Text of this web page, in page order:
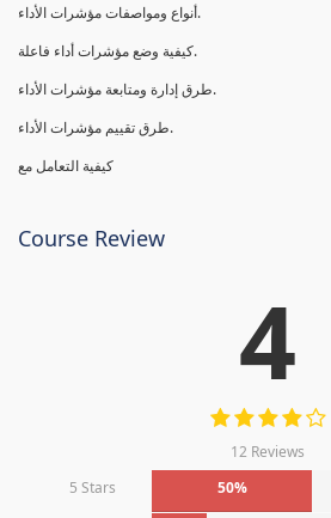
أنواع ومواصفات مؤشرات الأداء.
كيفية وضع مؤشرات أداء فاعلة.
طرق إدارة ومتابعة مؤشرات الأداء.
طرق تقييم مؤشرات الأداء.
كيفية التعامل مع
Course Review
4
12 Reviews
5 Stars
50%